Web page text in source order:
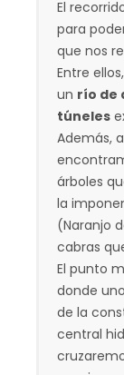
El
para
que nos
Entre
un río de
túneles
Además,
árboles
la
(Naranjo
cabras
El punto
donde
de la
central